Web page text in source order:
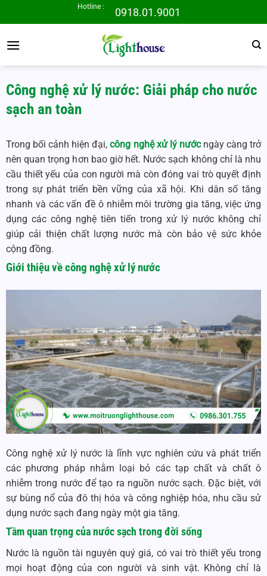
qua
dung
Hotline : 0918.01.9001
Công nghệ xử lý nước: Giải pháp cho nước
sạch an toàn
Trong bối cảnh hiện đại,công nghệ xử lý nướcngày càng trở
nên quan trọng hơn bao giờ hết. Nước sạch không chỉ là nhu
cầu thiết yếu của con người mà còn đóng vai trò quyết định
trong sự phát triển bền vững của xã hội. Khi dân số tăng
nhanh và các vấn đề ô nhiễm môi trường gia tăng, việc ứng
dụng các công nghệ tiên tiến trong xử lý nước không chỉ
giúp cải thiện chất lượng nước mà còn bảo vệ sức khỏe
cộng đồng.
Giới thiệu vềcông nghệ xử lý nước
Công nghệ xử lý nước là lĩnh vực nghiên cứu và phát triển
các phương pháp nhằm loại bỏ các tạp chất và chất ô
nhiễm trong nước để tạo ra nguồn nước sạch. Đặc biệt, với
sự bùng nổ của đô thị hóa và công nghiệp hóa, nhu cầu sử
dụng nước sạch đang ngày một gia tăng.
Tầm quan trọng của nước sạch trong đời sống
Nước là nguồn tài nguyên quý giá, có vai trò thiết yếu trong
mọi hoạt động của con người và sinh vật. Không chỉ là